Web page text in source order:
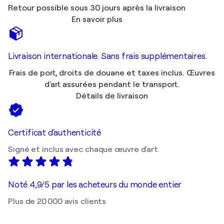
Retour possible sous 30 jours après la livraison
En savoir plus
Livraison internationale. Sans frais supplémentaires.
Frais de port, droits de douane et taxes inclus. Œuvres
d'art assurées pendant le transport.
Détails de livraison
Certificat d'authenticité
Signé et inclus avec chaque œuvre d'art
Noté 4,9/5 par les acheteurs du monde entier
Plus de 20 000 avis clients